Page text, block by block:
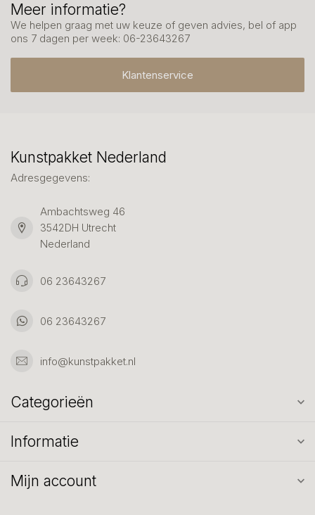
Meer informatie?
We helpen graag met uw keuze of geven advies, bel of app
ons 7 dagen per week: 06-23643267
Klantenservice
Kunstpakket Nederland
Adresgegevens:
Ambachtsweg 46
3542DH Utrecht
Nederland
06 23643267
06 23643267
info@kunstpakket.nl
Categorieën
Informatie
Mijn account